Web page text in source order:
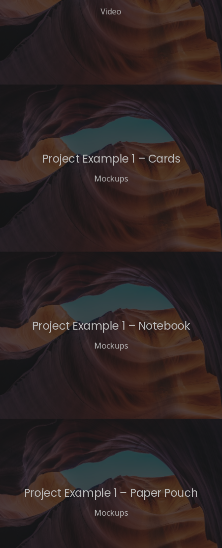
Video
Project Example 1 – Cards
Mockups
Project Example 1 – Notebook
Mockups
Project Example 1 – Paper Pouch
Mockups